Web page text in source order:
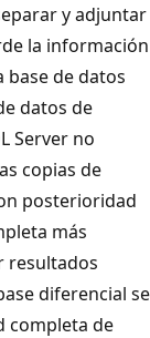
y adjuntar
la información
base de datos
datos de
Server no
copias de
posterioridad
más
resultados
diferencial se
completa de